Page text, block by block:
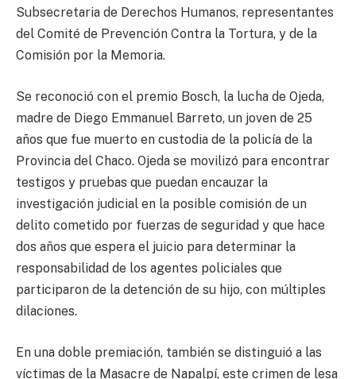
Subsecretaria de Derechos Humanos, representantes
del Comité de Prevención Contra la Tortura, y de la
Comisión por la Memoria.
Se reconoció con el premio Bosch, la lucha de Ojeda,
madre de Diego Emmanuel Barreto, un joven de 25
años que fue muerto en custodia de la policía de la
Provincia del Chaco. Ojeda se movilizó para encontrar
testigos y pruebas que puedan encauzar la
investigación judicial en la posible comisión de un
delito cometido por fuerzas de seguridad y que hace
dos años que espera el juicio para determinar la
responsabilidad de los agentes policiales que
participaron de la detención de su hijo, con múltiples
dilaciones.
En una doble premiación, también se distinguió a las
víctimas de la Masacre de Napalpí, este crimen de lesa